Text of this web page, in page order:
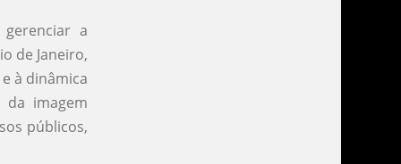
a
de Janeiro,
à dinâmica
imagem
públicos,